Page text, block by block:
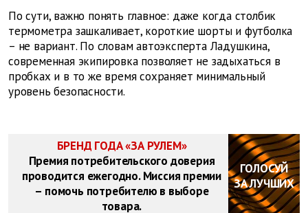
По сути, важно понять главное: даже когда столбик
термометра зашкаливает, короткие шорты и футболка
– не вариант. По словам автоэксперта Ладушкина,
современная экипировка позволяет не задыхаться в
пробках и в то же время сохраняет минимальный
уровень безопасности.
БРЕНД ГОДА «ЗА РУЛЕМ»
Премия потребительского доверия
проводится ежегодно. Миссия премии
– помочь потребителю в выборе
товара.
ГОЛОСУЙ
ЗА ЛУЧШИХ